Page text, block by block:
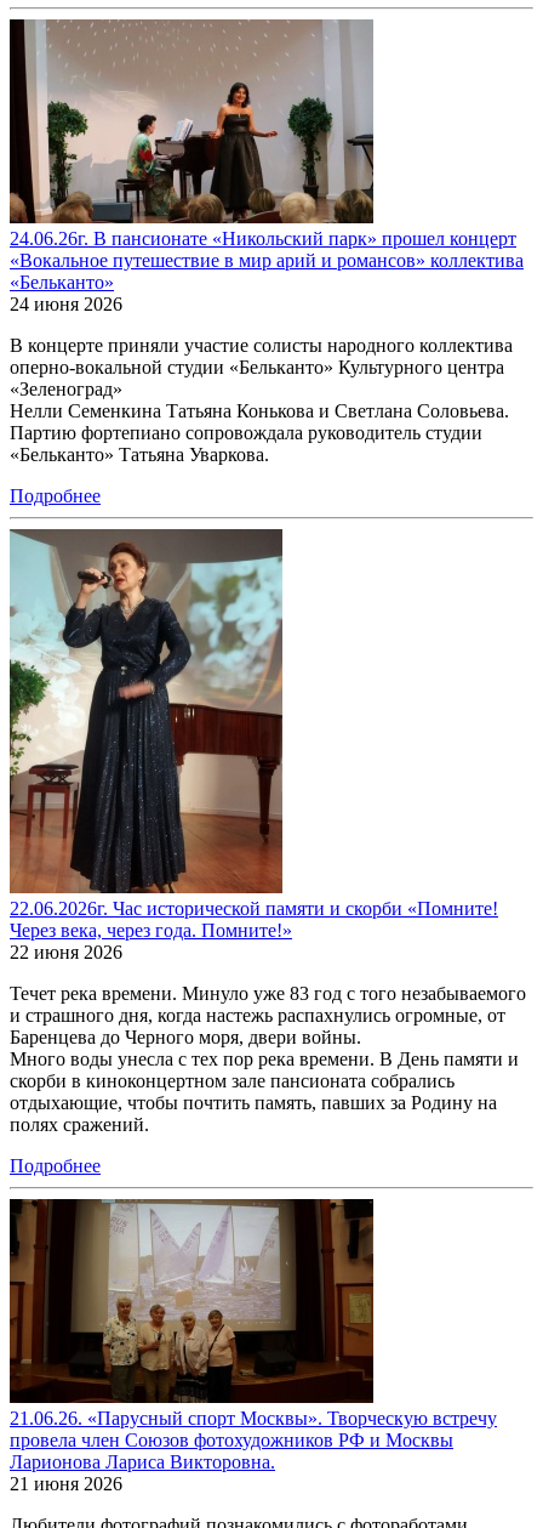
24.06.26г. В пансионате «Никольский парк» прошел концерт
«Вокальное путешествие в мир арий и романсов» коллектива
«Бельканто»
24 июня 2026
В концерте приняли участие солисты народного коллектива
оперно-вокальной студии «Бельканто» Культурного центра
«Зеленоград»
Нелли Семенкина Татьяна Конькова и Светлана Соловьева.
Партию фортепиано сопровождала руководитель студии
«Бельканто» Татьяна Уваркова.
Подробнее
22.06.2026г. Час исторической памяти и скорби «Помните!
Через века, через года. Помните!»
22 июня 2026
Течет река времени. Минуло уже 83 год с того незабываемого
и страшного дня, когда настежь распахнулись огромные, от
Баренцева до Черного моря, двери войны.
Много воды унесла с тех пор река времени. В День памяти и
скорби в киноконцертном зале пансионата собрались
отдыхающие, чтобы почтить память, павших за Родину на
полях сражений.
Подробнее
21.06.26. «Парусный спорт Москвы». Творческую встречу
провела член Союзов фотохудожников РФ и Москвы
Ларионова Лариса Викторовна.
21 июня 2026